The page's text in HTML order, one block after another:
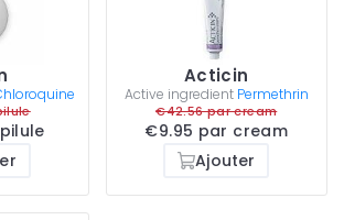
Acticin
Active ingredient Permethrin
€42.56 par cream
€9.95 par cream
Ajouter